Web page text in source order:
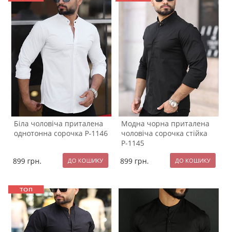
Біла чоловіча приталена
однотонна сорочка Р-1146
899 грн.
Модна чорна приталена
чоловіча сорочка стійка
Р-1145
899 грн.